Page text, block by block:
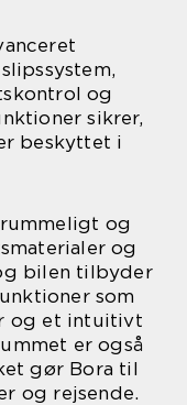
og
sikrer,
beskyttet i
og
og
bilen tilbyder
som
og et intuitivt
er også
gør Bora til
og rejsende.